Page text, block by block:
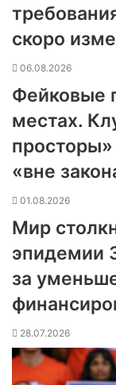
скоро
06.08.2026
Фейковые
местах.
«вне
01.08.2026
Мир
эпидемии
за
28.07.2026